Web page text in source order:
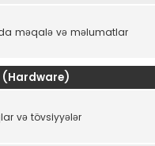
məqalə və məlumatlar
və tövsiyyələr